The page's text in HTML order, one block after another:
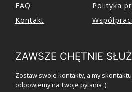
FAQ
Kontakt
Polityka
ZAWSZE CHĘTNIE
Zostaw swoje kontakty, a my
odpowiemy na Twoje pytania :)